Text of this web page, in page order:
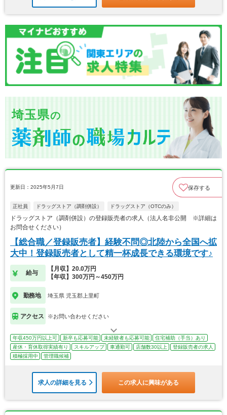
埼玉県の
更新日：2025年5月7日 保存する
正社員 ドラッグストア（調剤併設） ドラッグストア（OTCのみ）
ドラッグストア（調剤併設）の登録販売者の求人（法人名非公開 ※詳細は
お問合せください）
【総合職／登録販売者】経験不問◎北陸から全国へ拡
大中！登録販売者として精一杯成長できる環境です♪
給与
【月収】20.0万円
【年収】300万円～450万円
勤務地 埼玉県 児玉郡上里町
アクセス ※お問い合わせください
年収450万円以上可 新卒も応募可能 未経験者も応募可能
住宅補助（手当）あり
産休・育休取得実績有り
スキルアップ 車通勤可 店舗数30以上
登録販売者の求人
積極採用中
管理職候補
求人の詳細を見る この求人に興味がある